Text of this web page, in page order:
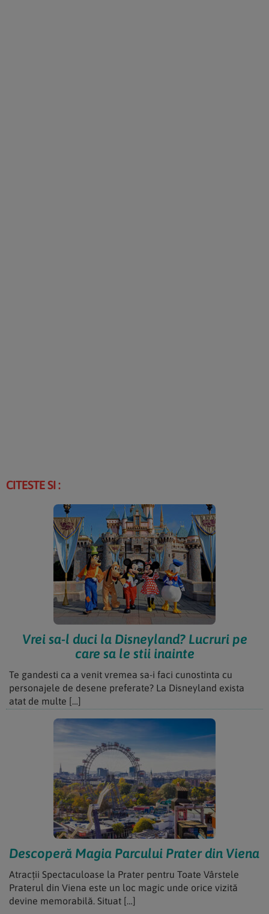
CITESTE SI :
Vrei sa-l duci la Disneyland? Lucruri pe
care sa le stii inainte
Te gandesti ca a venit vremea sa-i faci cunostinta cu
personajele de desene preferate? La Disneyland exista
atat de multe […]
Descoperă Magia Parcului Prater din Viena
Atracții Spectaculoase la Prater pentru Toate Vârstele
Praterul din Viena este un loc magic unde orice vizită
devine memorabilă. Situat […]